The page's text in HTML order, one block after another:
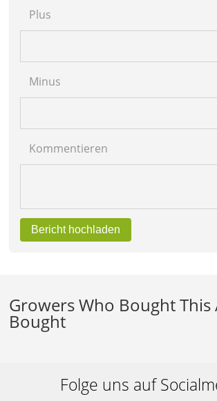
Plus
Minus
Kommentieren
Bericht hochladen
Growers Who Bought This
Bought
Folge uns auf